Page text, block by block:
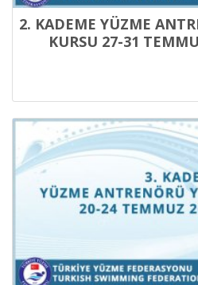
2. KADEME YÜZME
KURSU 27-31